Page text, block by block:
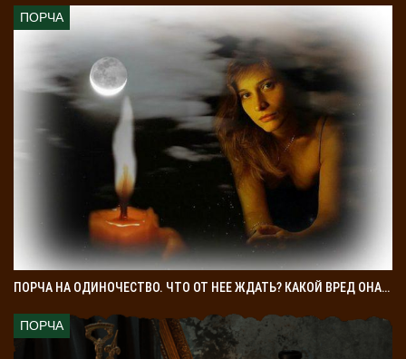
ПОРЧА
ПОРЧА НА ОДИНОЧЕСТВО. ЧТО ОТ НЕЕ ЖДАТЬ? КАКОЙ ВРЕД ОНА…
ПОРЧА